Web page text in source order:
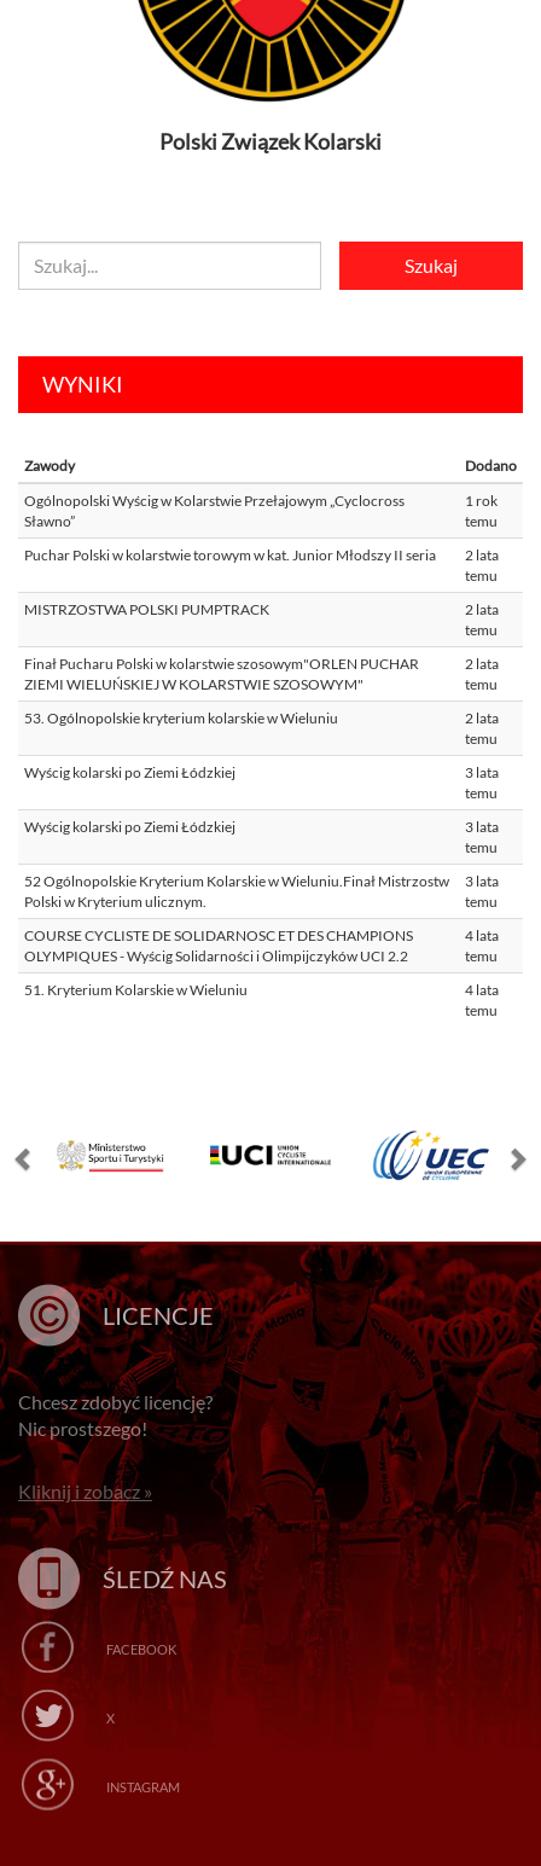
Polski Związek Kolarski
WYNIKI
Zawody
Dodano
Ogólnopolski Wyścig w Kolarstwie Przełajowym „Cyclocross
Sławno”
1 rok
temu
Puchar Polski w kolarstwie torowym w kat. Junior Młodszy II seria
2 lata
temu
MISTRZOSTWA POLSKI PUMPTRACK
2 lata
temu
Finał Pucharu Polski w kolarstwie szosowym"ORLEN PUCHAR
ZIEMI WIELUŃSKIEJ W KOLARSTWIE SZOSOWYM"
2 lata
temu
53. Ogólnopolskie kryterium kolarskie w Wieluniu
2 lata
temu
Wyścig kolarski po Ziemi Łódzkiej
3 lata
temu
Wyścig kolarski po Ziemi Łódzkiej
3 lata
temu
52 Ogólnopolskie Kryterium Kolarskie w Wieluniu.Finał Mistrzostw
Polski w Kryterium ulicznym.
3 lata
temu
COURSE CYCLISTE DE SOLIDARNOSC ET DES CHAMPIONS
OLYMPIQUES - Wyścig Solidarności i Olimpijczyków UCI 2.2
4 lata
temu
51. Kryterium Kolarskie w Wieluniu
4 lata
temu
LICENCJE
Chcesz zdobyć licencję?
Nic prostszego!
Kliknij i zobacz »
ŚLEDŹ NAS
FACEBOOK
X
INSTAGRAM